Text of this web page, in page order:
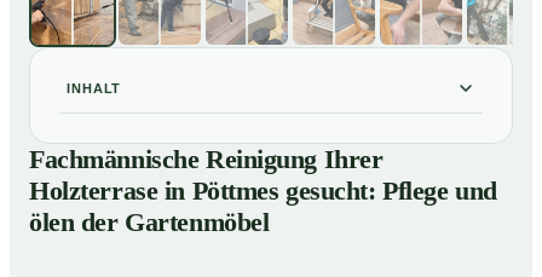
INHALT
01 Fachmännische Reinigung Ihrer Holzterrase in
Pöttmes gesucht: Pflege und ölen der Gartenmöbel
So reinigen unsere Profis Holzterrassen in Pöttmes
Fachmännische Reinigung Ihrer
Holzterrase in Pöttmes gesucht: Pflege und
ölen der Gartenmöbel